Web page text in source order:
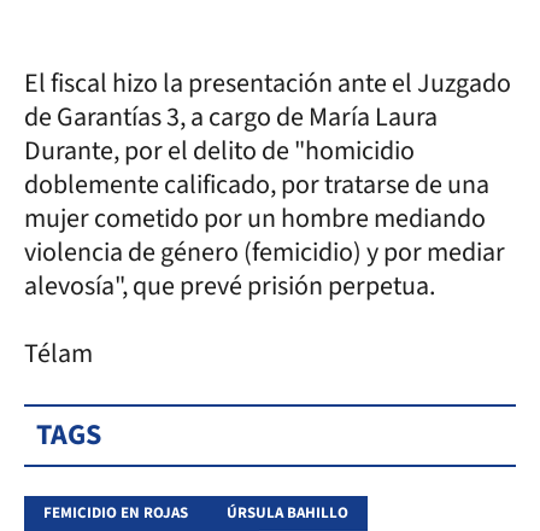
El fiscal hizo la presentación ante el Juzgado
de Garantías 3, a cargo de María Laura
Durante, por el delito de "homicidio
doblemente calificado, por tratarse de una
mujer cometido por un hombre mediando
violencia de género (femicidio) y por mediar
alevosía", que prevé prisión perpetua.
Télam
TAGS
FEMICIDIO EN ROJAS
ÚRSULA BAHILLO